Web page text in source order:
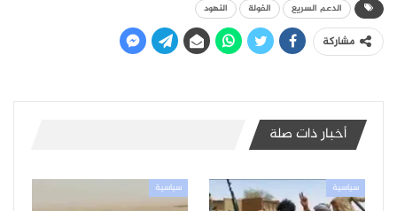
الدعم السريع الفولة النهود
مشاركة
أخبار ذات صلة
سياسية سياسية